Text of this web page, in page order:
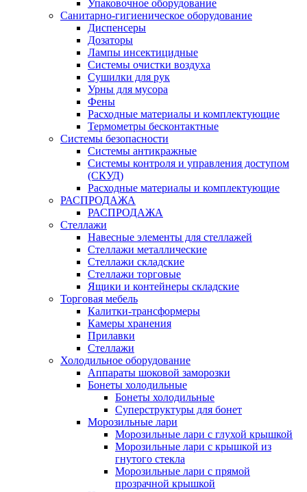
Упаковочное оборудование
Санитарно-гигиеническое оборудование
Диспенсеры
Дозаторы
Лампы инсектицидные
Системы очистки воздуха
Сушилки для рук
Урны для мусора
Фены
Расходные материалы и комплектующие
Термометры бесконтактные
Системы безопасности
Системы антикражные
Системы контроля и управления доступом
(СКУД)
Расходные материалы и комплектующие
РАСПРОДАЖА
РАСПРОДАЖА
Стеллажи
Навесные элементы для стеллажей
Стеллажи металлические
Стеллажи складские
Стеллажи торговые
Ящики и контейнеры складские
Торговая мебель
Калитки-трансформеры
Камеры хранения
Прилавки
Стеллажи
Холодильное оборудование
Аппараты шоковой заморозки
Бонеты холодильные
Бонеты холодильные
Суперструктуры для бонет
Морозильные лари
Морозильные лари с глухой крышкой
Морозильные лари с крышкой из
гнутого стекла
Морозильные лари с прямой
прозрачной крышкой